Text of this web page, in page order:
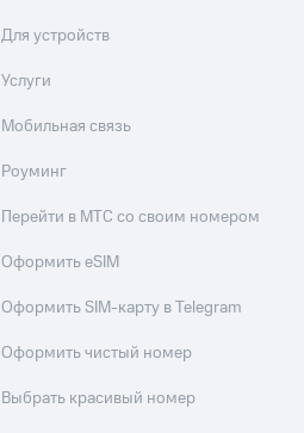
Для устройств
Услуги
Мобильная связь
Роуминг
Перейти в МТС со своим номером
Оформить eSIM
Оформить SIM-карту в Telegram
Оформить чистый номер
Выбрать красивый номер